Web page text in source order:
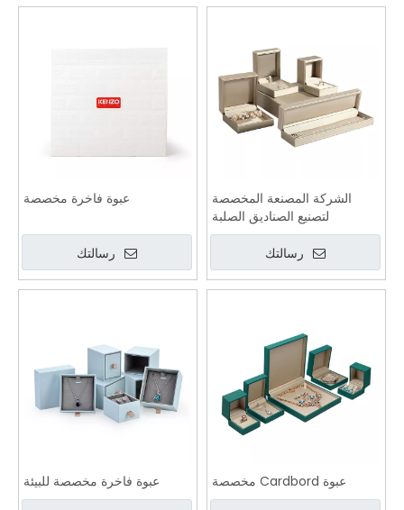
عبوة فاخرة مخصصة
رسالتك
الشركة المصنعة المخصصة
لتصنيع الصناديق الصلبة
رسالتك
عبوة فاخرة مخصصة للبيئة عبوة Cardbord مخصصة